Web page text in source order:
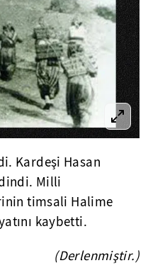
Kardeşi Hasan
Milli
timsali Halime
kaybetti.
(Derlenmiştir.)